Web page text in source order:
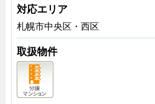
対応エリア
札幌市中央区・西区
取扱物件